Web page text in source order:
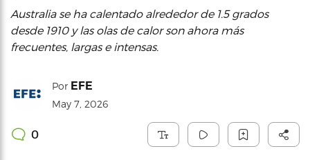
Australia se ha calentado alrededor de 1.5 grados
desde 1910 y las olas de calor son ahora más
frecuentes, largas e intensas.
Por EFE
May 7, 2026
0